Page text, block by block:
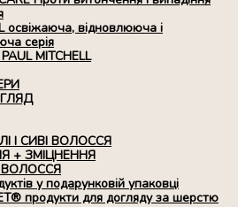
освіжаюча, відновлююча і
серія
MITCHELL
І СИВІ ВОЛОССЯ
+ ЗМІЦНЕННЯ
у подарунковій упаковці
продукти для догляду за шерстю